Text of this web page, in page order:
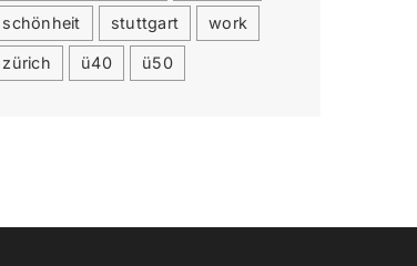
schönheit stuttgart work
zürich ü40 ü50